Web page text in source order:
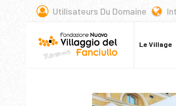
Utilisateurs Du Domaine
Le Village